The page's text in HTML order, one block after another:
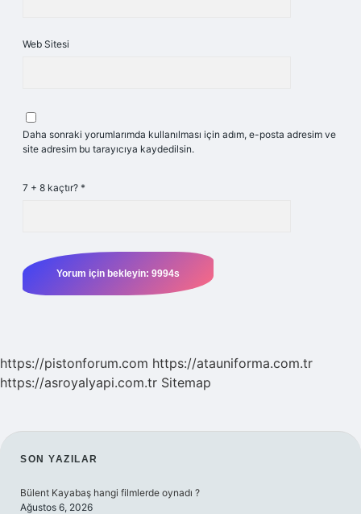
Web Sitesi
Daha sonraki yorumlarımda kullanılması için adım, e-posta adresim ve
site adresim bu tarayıcıya kaydedilsin.
7 + 8 kaçtır? *
https://pistonforum.com https://atauniforma.com.tr
https://asroyalyapi.com.tr Sitemap
SIDEBAR
SON YAZILAR
Bülent Kayabaş hangi filmlerde oynadı ?
Ağustos 6, 2026